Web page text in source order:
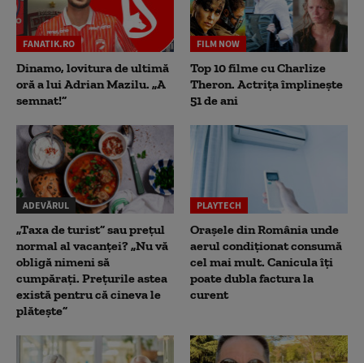
FANATIK.RO
Dinamo, lovitura de ultimă
oră a lui Adrian Mazilu. „A
semnat!”
FILM NOW
Top 10 filme cu Charlize
Theron. Actrița împlinește
51 de ani
ADEVĂRUL
„Taxa de turist” sau prețul
normal al vacanței? „Nu vă
obligă nimeni să
cumpărați. Prețurile astea
există pentru că cineva le
plătește”
PLAYTECH
Orașele din România unde
aerul condiționat consumă
cel mai mult. Canicula îți
poate dubla factura la
curent